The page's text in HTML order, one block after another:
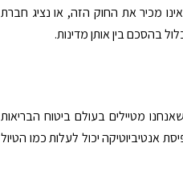
מכיר את החוק הזה, או נציג חברת
בהסכם בין אותן מדינות.
מטיילים בעולם ביטוח הבריאות
אנטיביוטיקה יכול לעלות כמו הטיול